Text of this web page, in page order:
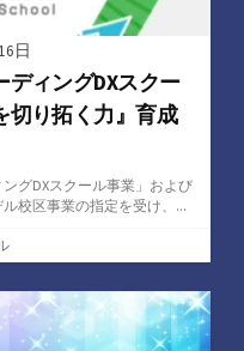
日
ディングDXスクー
切り拓く力』育成
グDXスクール事業」および
校区事業の指定を受け、...